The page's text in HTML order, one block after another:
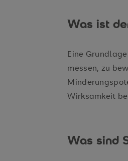
Was ist
Eine
messen, zu
Wirksamkeit
Was sind